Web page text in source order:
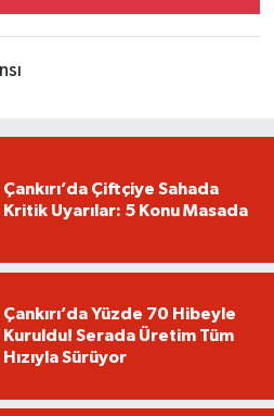
Çankırı’da Çiftçiye Sahada
Kritik Uyarılar: 5 Konu Masada
Çankırı’da Yüzde 70 Hibeyle
Kuruldu! Serada Üretim Tüm
Hızıyla Sürüyor